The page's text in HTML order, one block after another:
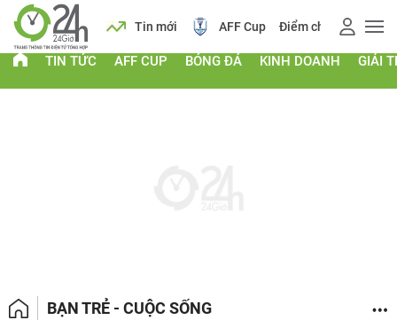
Lịch Tin mới AFF Cup Điểm chuẩn 2026
TIN TỨC AFF CUP BÓNG ĐÁ KINH DOANH GIẢI
BẠN TRẺ - CUỘC SỐNG